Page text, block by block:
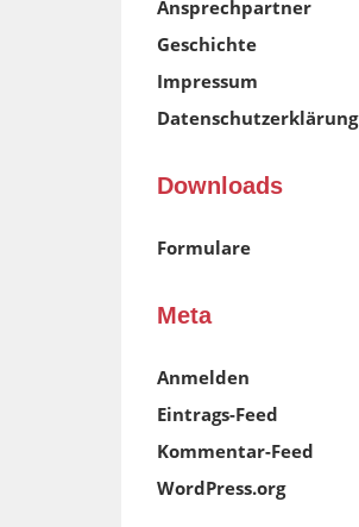
Ansprechpartner
Geschichte
Impressum
Datenschutzerklärung
Downloads
Formulare
Meta
Anmelden
Eintrags-Feed
Kommentar-Feed
WordPress.org